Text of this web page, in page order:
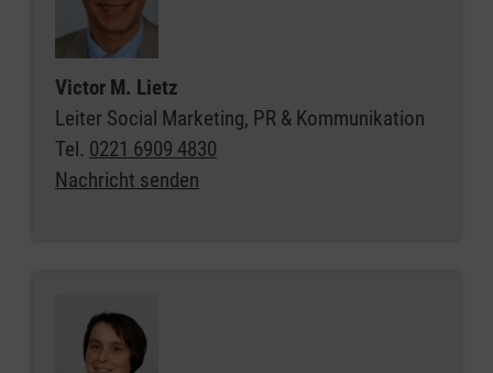
Victor M. Lietz
Leiter Social Marketing, PR & Kommunikation
Tel. 0221 6909 4830
Nachricht senden